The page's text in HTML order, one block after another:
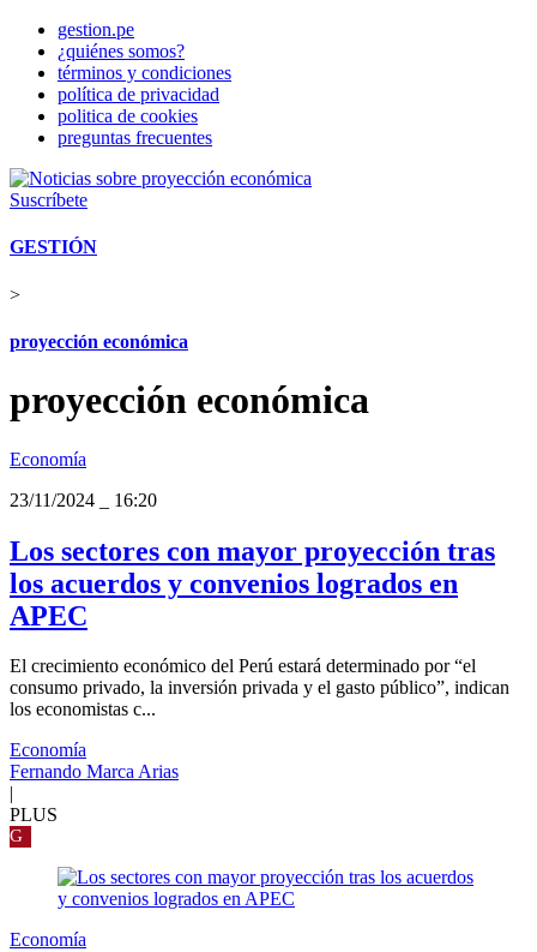
gestion.pe
¿quiénes somos?
términos y condiciones
política de privacidad
politica de cookies
preguntas frecuentes
Suscríbete
GESTIÓN
>
proyección económica
proyección económica
Economía
23/11/2024
16:20
Los sectores con mayor proyección tras
los acuerdos y convenios logrados en
APEC
El crecimiento económico del Perú estará determinado por “el
consumo privado, la inversión privada y el gasto público”, indican
los economistas c...
Economía
Fernando Marca Arias
PLUS
G
Economía